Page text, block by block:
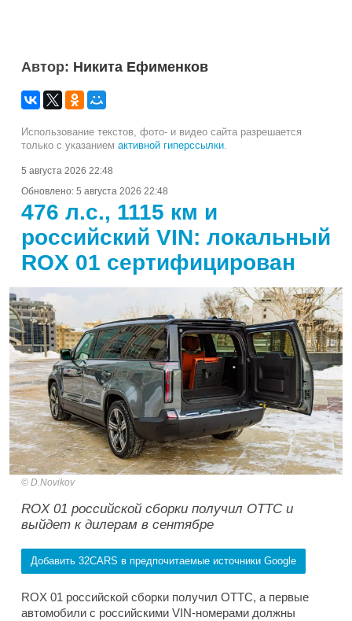
Автор: Никита Ефименков
Использование текстов, фото- и видео сайта разрешается
только с указанием активной гиперссылки
5 августа 2026 22:48
Обновлено: 5 августа 2026 22:48
476 л.с., 1115 км и
российский VIN: локальный
ROX 01 сертифицирован
D.Novikov
ROX 01 российской сборки получил ОТТС и
выйдет к дилерам в сентябре
Добавить 32CARS в предпочитаемые источники Google
ROX 01 российской сборки получил ОТТС, а первые
автомобили с российскими VIN-номерами должны